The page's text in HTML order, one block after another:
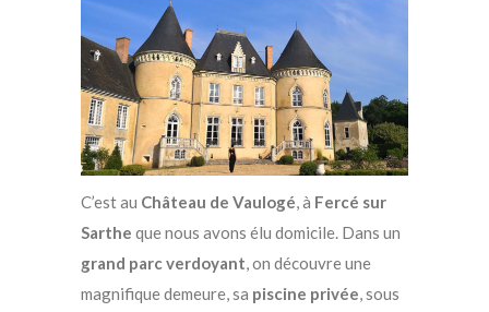
C’est au Château de Vaulogé, à Fercé sur
Sarthe que nous avons élu domicile. Dans un
grand parc verdoyant, on découvre une
magnifique demeure, sa piscine privée, sous